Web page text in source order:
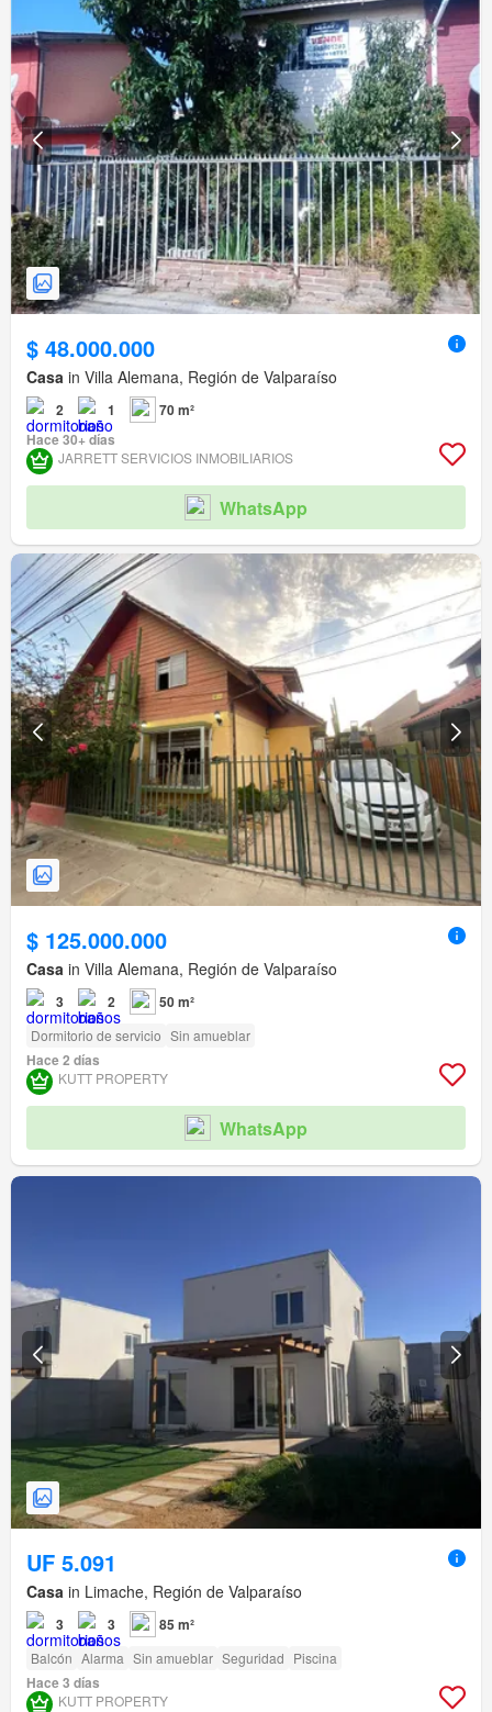
$ 48.000.000
Casa in Villa Alemana, Región de Valparaíso
2 1
70 m²
Hace 30+ días
JARRETT SERVICIOS INMOBILIARIOS
WhatsApp
$ 125.000.000
Casa in Villa Alemana, Región de Valparaíso
3 2 50 m²
Dormitorio de servicio Sin amueblar
Hace 2 días
KUTT PROPERTY
WhatsApp
UF 5.091
Casa in Limache, Región de Valparaíso
3 3 85 m²
Balcón Alarma Sin amueblar Seguridad Piscina
Hace 3 días
KUTT PROPERTY